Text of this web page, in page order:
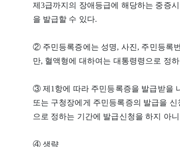
제3급까지의 장애등급에 해당하는 중증
을 발급할 수 있다.
② 주민등록증에는 성명, 사진, 주민등록
만, 혈액형에 대하여는 대통령령으로 정
③ 제1항에 따라 주민등록증을 발급받을
또는 구청장에게 주민등록증의 발급을
으로 정하는 기간에 발급신청을 하지 아
④ 생략